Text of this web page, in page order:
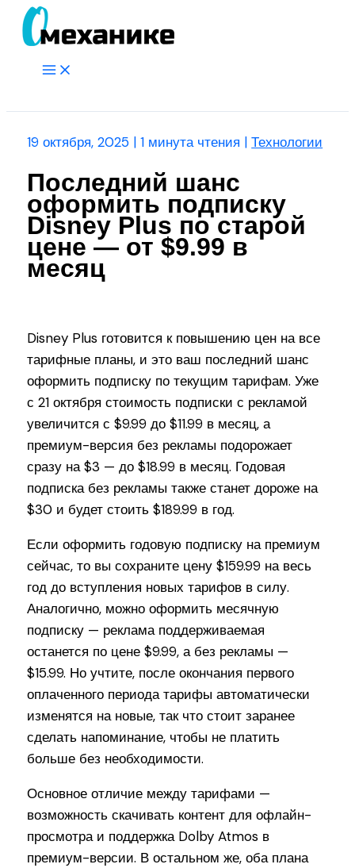
Перейти
Main
19 октября, 2025 |1 минута чтения |Технологии
Последний шанс
оформить подписку
Disney Plus по старой
цене — от $9.99 в
месяц
Disney Plus готовится к повышению цен на все
тарифные планы, и это ваш последний шанс
оформить подписку по текущим тарифам. Уже
с 21 октября стоимость подписки с рекламой
увеличится с $9.99 до $11.99 в месяц, а
премиум-версия без рекламы подорожает
сразу на $3 — до $18.99 в месяц. Годовая
подписка без рекламы также станет дороже на
$30 и будет стоить $189.99 в год.
Если оформить годовую подписку на премиум
сейчас, то вы сохраните цену $159.99 на весь
год до вступления новых тарифов в силу.
Аналогично, можно оформить месячную
подписку — реклама поддерживаемая
останется по цене $9.99, а без рекламы —
$15.99. Но учтите, после окончания первого
оплаченного периода тарифы автоматически
изменятся на новые, так что стоит заранее
сделать напоминание, чтобы не платить
больше без необходимости.
Основное отличие между тарифами —
возможность скачивать контент для офлайн-
просмотра и поддержка Dolby Atmos в
премиум-версии. В остальном же, оба плана